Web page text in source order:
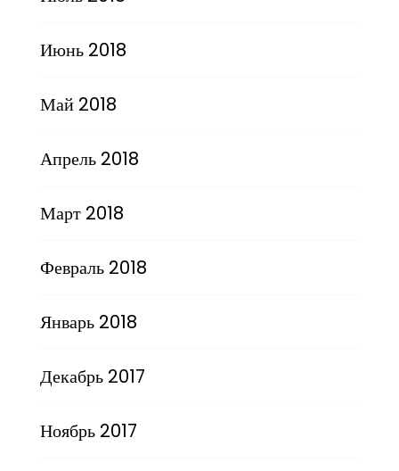
Июнь 2018
Май 2018
Апрель 2018
Март 2018
Февраль 2018
Январь 2018
Декабрь 2017
Ноябрь 2017